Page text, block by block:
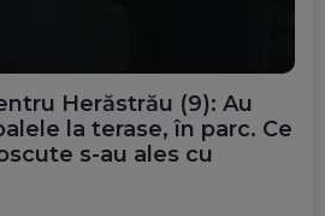
Herăstrău (9): Au
la terase, în parc. Ce
s-au ales cu